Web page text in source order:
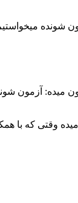
از آزمون
میده: آزمون
وقتی که